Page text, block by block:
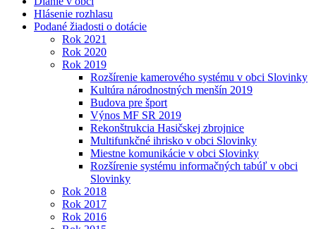
Hlásenie rozhlasu
Podané žiadosti o dotácie
Rok 2021
Rok 2020
Rok 2019
Rozšírenie kamerového systému v obci Slovinky
Kultúra národnostných menšín 2019
Budova pre šport
Výnos MF SR 2019
Rekonštrukcia Hasičskej zbrojnice
Multifunkčné ihrisko v obci Slovinky
Miestne komunikácie v obci Slovinky
Rozšírenie systému informačných tabúľ v obci
Slovinky
Rok 2018
Rok 2017
Rok 2016